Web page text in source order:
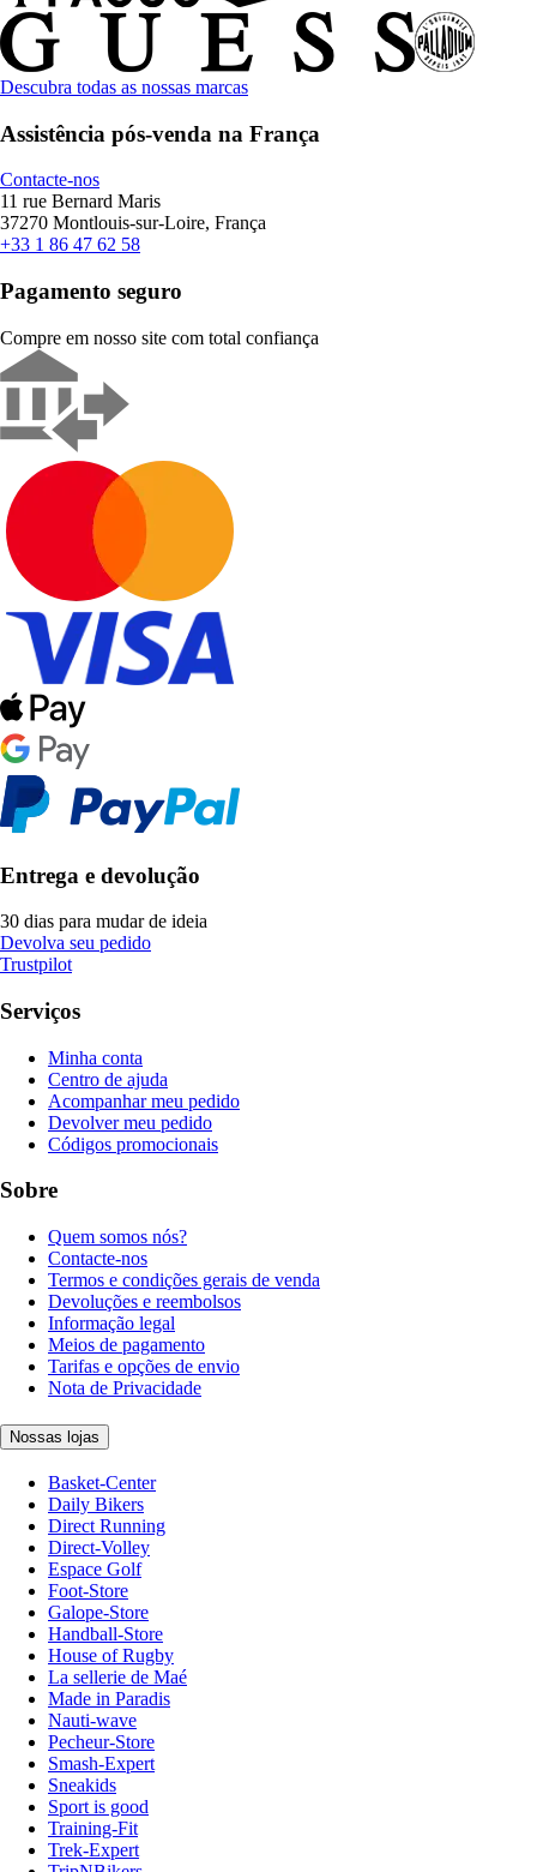
Descubra todas as nossas marcas
Assistência pós-venda na França
Contacte-nos
11 rue Bernard Maris
37270 Montlouis-sur-Loire, França
+33 1 86 47 62 58
Pagamento seguro
Compre em nosso site com total confiança
Entrega e devolução
30 dias para mudar de ideia
Devolva seu pedido
Trustpilot
Serviços
Minha conta
Centro de ajuda
Acompanhar meu pedido
Devolver meu pedido
Códigos promocionais
Sobre
Quem somos nós?
Contacte-nos
Termos e condições gerais de venda
Devoluções e reembolsos
Informação legal
Meios de pagamento
Tarifas e opções de envio
Nota de Privacidade
Nossas lojas
Basket-Center
Daily Bikers
Direct Running
Direct-Volley
Espace Golf
Foot-Store
Galope-Store
Handball-Store
House of Rugby
La sellerie de Maé
Made in Paradis
Nauti-wave
Pecheur-Store
Smash-Expert
Sneakids
Sport is good
Training-Fit
Trek-Expert